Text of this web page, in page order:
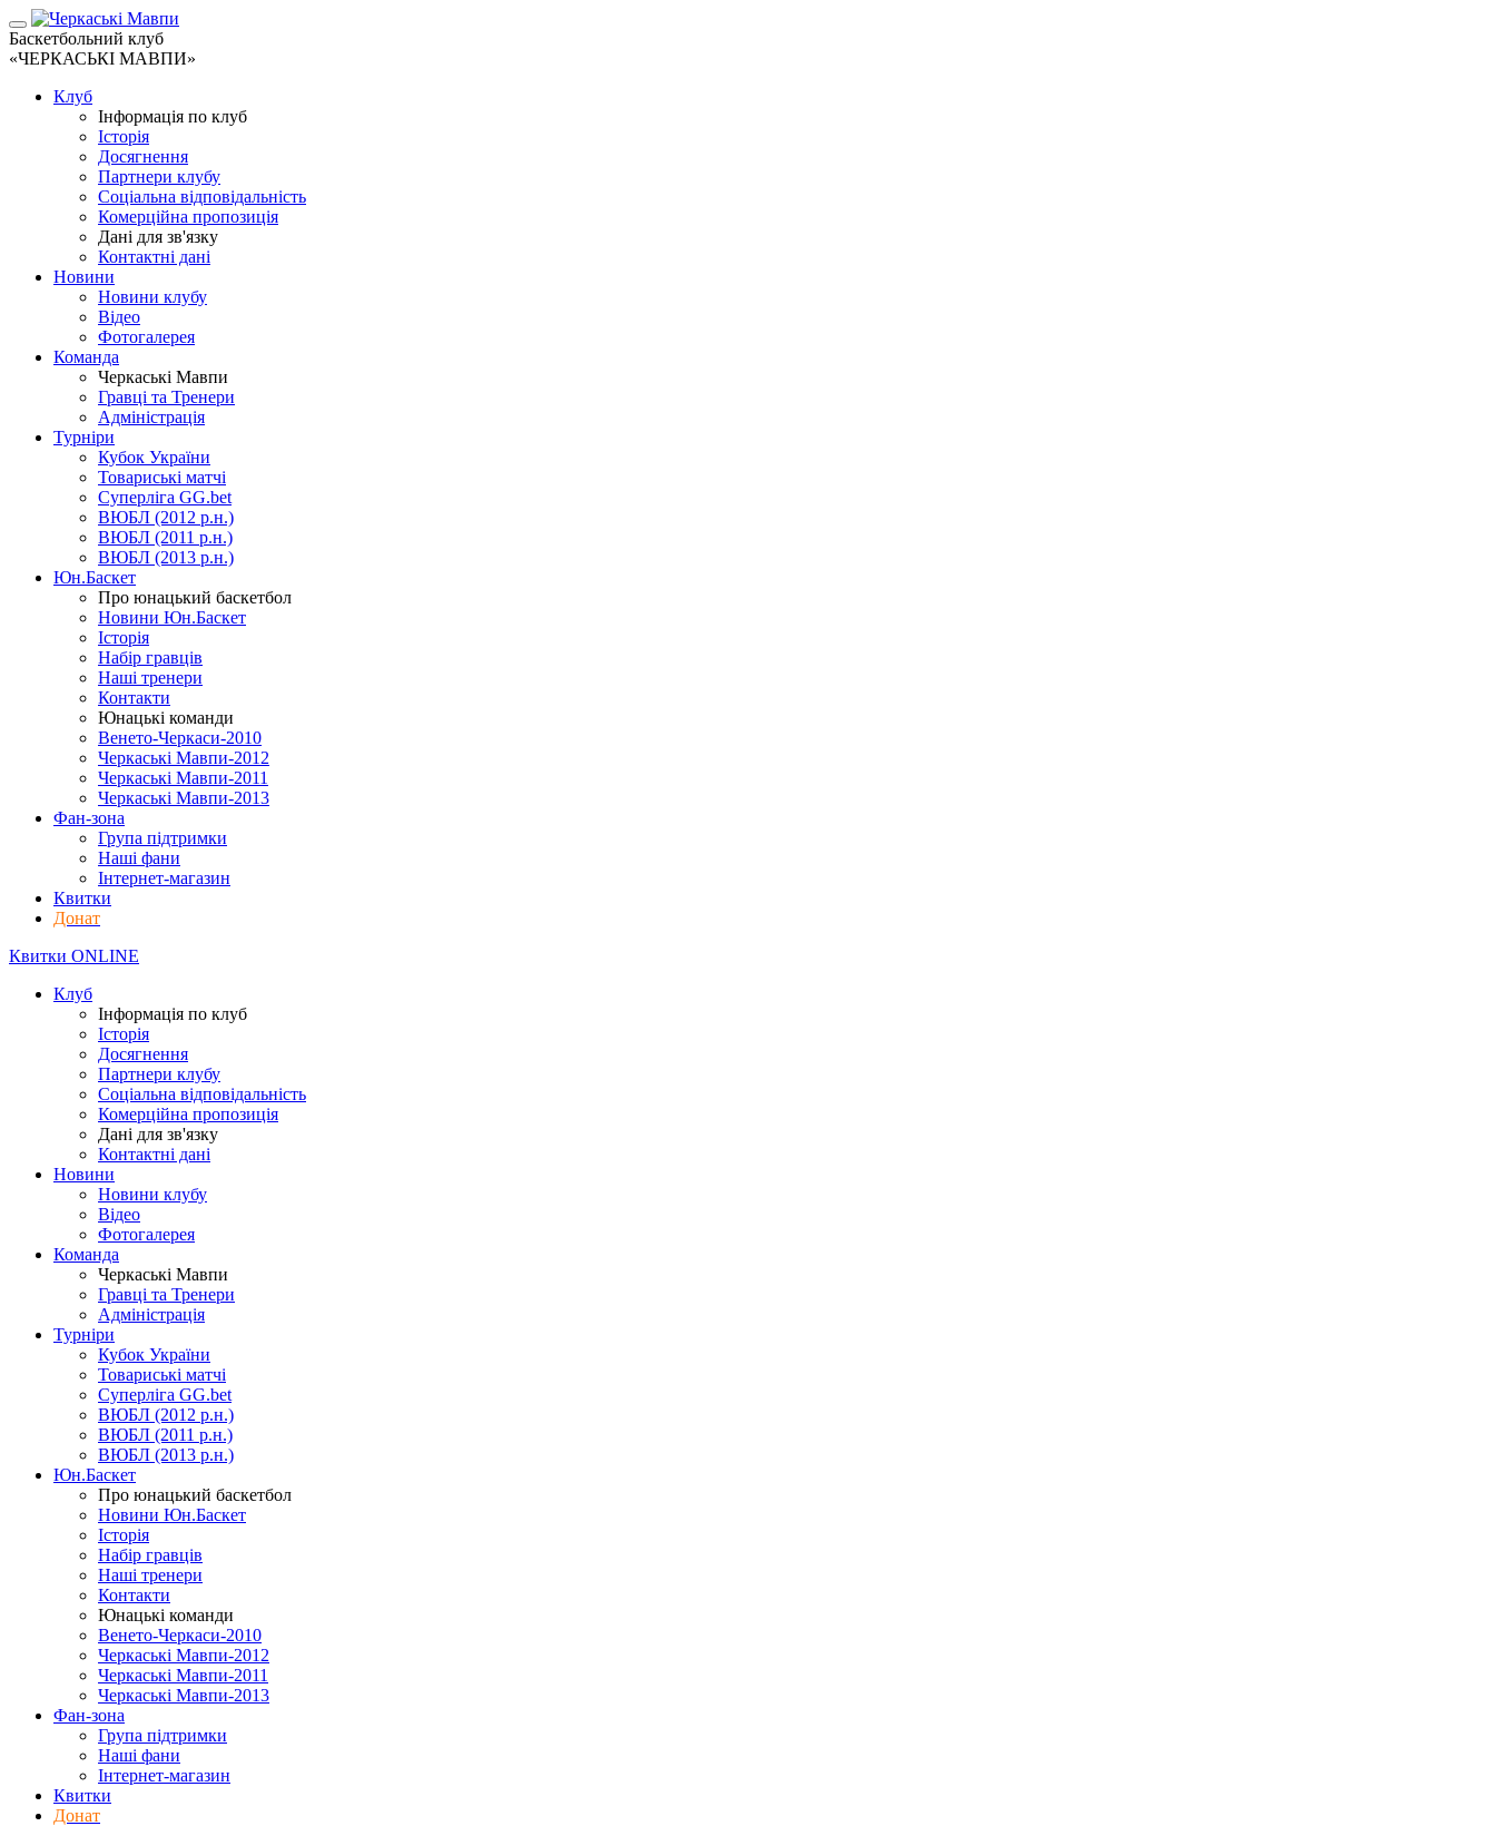
Баскетбольний клуб
«ЧЕРКАСЬКІ МАВПИ»
Клуб
Інформація по клуб
Історія
Досягнення
Партнери клубу
Соціальна відповідальність
Комерційна пропозиція
Дані для зв'язку
Контактні дані
Новини
Новини клубу
Відео
Фотогалерея
Команда
Черкаські Мавпи
Гравці та Тренери
Адміністрація
Турніри
Кубок України
Товариські матчі
Суперліга GG.bet
ВЮБЛ (2012 р.н.)
ВЮБЛ (2011 р.н.)
ВЮБЛ (2013 р.н.)
Юн.Баскет
Про юнацький баскетбол
Новини Юн.Баскет
Історія
Набір гравців
Наші тренери
Контакти
Юнацькі команди
Венето-Черкаси-2010
Черкаські Мавпи-2012
Черкаські Мавпи-2011
Черкаські Мавпи-2013
Фан-зона
Група підтримки
Наші фани
Інтернет-магазин
Квитки
Донат
Квитки ONLINE
Клуб
Інформація по клуб
Історія
Досягнення
Партнери клубу
Соціальна відповідальність
Комерційна пропозиція
Дані для зв'язку
Контактні дані
Новини
Новини клубу
Відео
Фотогалерея
Команда
Черкаські Мавпи
Гравці та Тренери
Адміністрація
Турніри
Кубок України
Товариські матчі
Суперліга GG.bet
ВЮБЛ (2012 р.н.)
ВЮБЛ (2011 р.н.)
ВЮБЛ (2013 р.н.)
Юн.Баскет
Про юнацький баскетбол
Новини Юн.Баскет
Історія
Набір гравців
Наші тренери
Контакти
Юнацькі команди
Венето-Черкаси-2010
Черкаські Мавпи-2012
Черкаські Мавпи-2011
Черкаські Мавпи-2013
Фан-зона
Група підтримки
Наші фани
Інтернет-магазин
Квитки
Донат